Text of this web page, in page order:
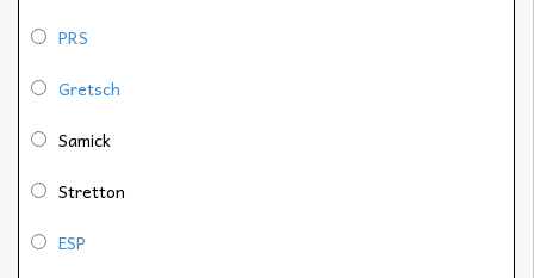
PRS
Gretsch
Samick
Stretton
ESP